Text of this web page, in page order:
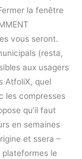
la fenêtre
vous seront.
(resta,
aux usagers
AtfoliX, quel
les compresses
qu’il faut
en semaines
et ssera –
le